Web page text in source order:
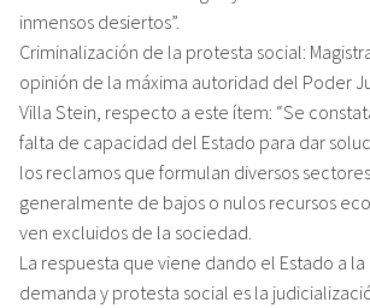
inmensos desiertos”.
Criminalización de la protesta social:
opinión de la máxima autoridad del Poder
Villa Stein, respecto a este ítem: “Se
falta de capacidad del Estado para dar
los reclamos que formulan diversos
generalmente de bajos o nulos recursos
ven excluidos de la sociedad.
La respuesta que viene dando el Estado a
demanda y protesta social es la